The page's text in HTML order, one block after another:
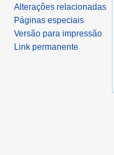
Alterações relacionadas
Páginas especiais
Versão para impressão
Link permanente